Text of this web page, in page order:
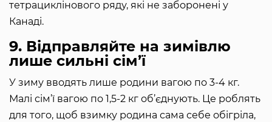
тетрациклінового ряду, які не заборонені у
Канаді.
9. Відправляйте на зимівлю
лише сильні сім’ї
У зиму вводять лише родини вагою по 3-4 кг.
Малі сім’ї вагою по 1,5-2 кг об’єднують. Це роблять
для того, щоб взимку родина сама себе обігріла,